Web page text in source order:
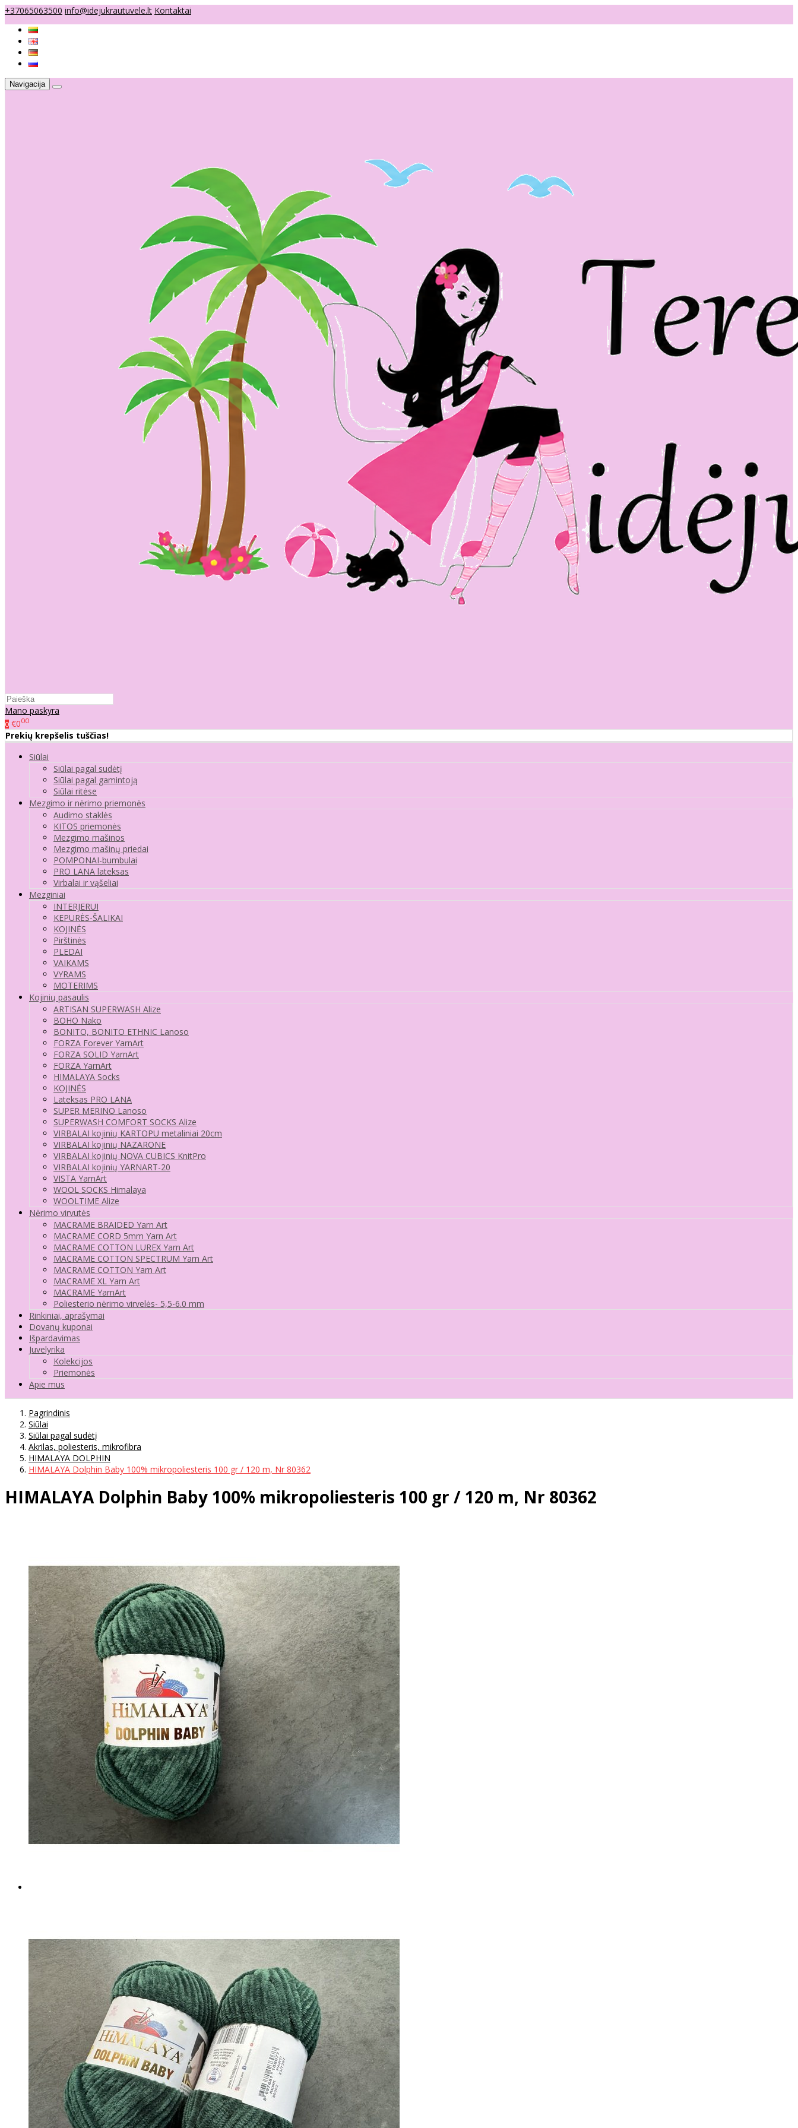
+37065063500 info@idejukrautuvele.lt Kontaktai
Navigacija
Mano paskyra
0 €000
Prekių krepšelis tuščias!
Siūlai
Siūlai pagal sudėtį
Siūlai pagal gamintoją
Siūlai ritėse
Mezgimo ir nėrimo priemonės
Audimo staklės
KITOS priemonės
Mezgimo mašinos
Mezgimo mašinų priedai
POMPONAI-bumbulai
PRO LANA lateksas
Virbalai ir vąšeliai
Mezginiai
INTERJERUI
KEPURĖS-ŠALIKAI
KOJINĖS
Pirštinės
PLEDAI
VAIKAMS
VYRAMS
MOTERIMS
Kojinių pasaulis
ARTISAN SUPERWASH Alize
BOHO Nako
BONITO, BONITO ETHNIC Lanoso
FORZA Forever YarnArt
FORZA SOLID YarnArt
FORZA YarnArt
HIMALAYA Socks
KOJINĖS
Lateksas PRO LANA
SUPER MERINO Lanoso
SUPERWASH COMFORT SOCKS Alize
VIRBALAI kojinių KARTOPU metaliniai 20cm
VIRBALAI kojinių NAZARONE
VIRBALAI kojinių NOVA CUBICS KnitPro
VIRBALAI kojinių YARNART-20
VISTA YarnArt
WOOL SOCKS Himalaya
WOOLTIME Alize
Nėrimo virvutės
MACRAME BRAIDED Yarn Art
MACRAME CORD 5mm Yarn Art
MACRAME COTTON LUREX Yarn Art
MACRAME COTTON SPECTRUM Yarn Art
MACRAME COTTON Yarn Art
MACRAME XL Yarn Art
MACRAME YarnArt
Poliesterio nėrimo virvelės- 5,5-6.0 mm
Rinkiniai, aprašymai
Dovanų kuponai
Išpardavimas
Juvelyrika
Kolekcijos
Priemonės
Apie mus
Pagrindinis
Siūlai
Siūlai pagal sudėtį
Akrilas, poliesteris, mikrofibra
HIMALAYA DOLPHIN
HIMALAYA Dolphin Baby 100% mikropoliesteris 100 gr / 120 m, Nr 80362
HIMALAYA Dolphin Baby 100% mikropoliesteris 100 gr / 120 m, Nr 80362